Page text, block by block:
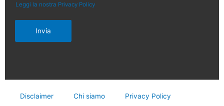
Leggi la nostra Privacy Policy
Invia
Disclaimer Chi siamo Privacy Policy